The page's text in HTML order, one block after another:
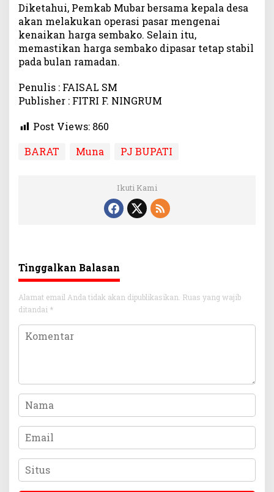
s
S
e
m
b
k
o
J
l
n
m
Diketahui, Pemkab Mubar bersama kepala desa
akan melakukan operasi pasar mengenai
kenaikan harga sembako. Selain itu,
memastikan harga sembako dipasar tetap stabil
pada bulan ramadan.
Penulis : FAISAL SM
Publisher : FITRI F. NINGRUM
Post Views: 860
BARAT
Muna PJ BUPATI
Ikuti Kami
Tinggalkan Balasan
Alamat email Anda tidak akan dipublikasikan. Ruas yang wajib
ditandai *